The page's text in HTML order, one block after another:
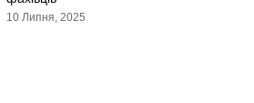
10 Липня, 2025